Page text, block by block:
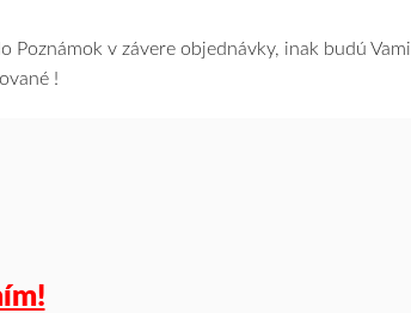
Poznámok v závere objednávky, inak budú Vami
!